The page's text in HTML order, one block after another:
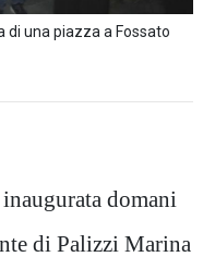
di una piazza a Fossato
domani
di Palizzi Marina